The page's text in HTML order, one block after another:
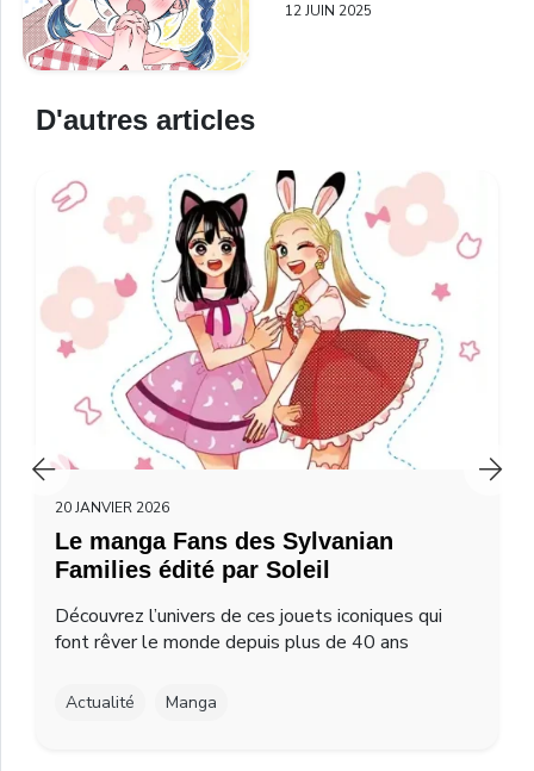
12 JUIN 2025
D'autres articles
20 JANVIER 2026
Le manga Fans des Sylvanian
Families édité par Soleil
Découvrez l’univers de ces jouets iconiques qui
font rêver le monde depuis plus de 40 ans
Actualité Manga